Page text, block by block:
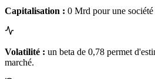
Capitalisation : 0 Mrd pour une société
Volatilité : un beta de 0,78 permet
marché.